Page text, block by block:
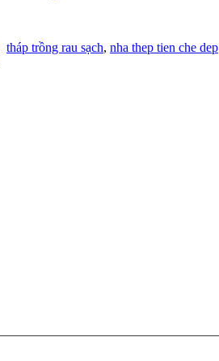
tháp trồng rau sạch, nha thep tien che dep